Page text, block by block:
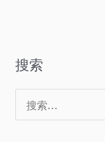
搜索
索